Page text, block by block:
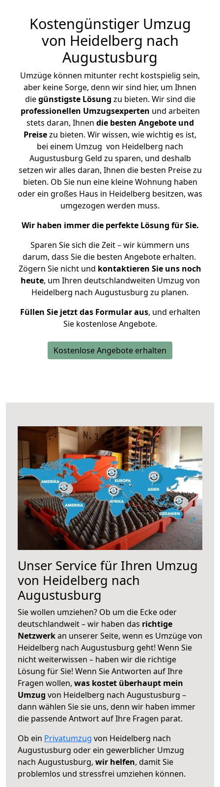
Kostengünstiger Umzug
von Heidelberg nach
Augustusburg
Umzüge können mitunter recht kostspielig sein,
aber keine Sorge, denn wir sind hier, um Ihnen
diegünstigste Lösung zu bieten. Wir sind die
professionellen Umzugsexperten und arbeiten
stets daran, Ihnen die besten Angebote und
Preisezu bieten. Wir wissen, wie wichtig es ist,
bei einem Umzug von Heidelberg nach
Augustusburg Geld zu sparen, und deshalb
setzen wir alles daran, Ihnen die besten Preise zu
bieten. Ob Sie nun eine kleine Wohnung haben
oder ein großes Haus in Heidelberg besitzen, was
umgezogen werden muss.
Wir haben immer die perfekte Lösung für Sie.
Sparen Sie sich die Zeit – wir kümmern uns
darum, dass Sie die besten Angebote erhalten.
Zögern Sie nicht und kontaktieren Sie uns noch
heute, um Ihren deutschlandweiten Umzug von
Heidelberg nach Augustusburg zu planen.
Füllen Sie jetzt das Formular aus, und erhalten
Sie kostenlose Angebote.
Kostenlose Angebote erhalten
Unser Service für Ihren Umzug
von Heidelberg nach
Augustusburg
Sie wollen umziehen? Ob um die Ecke oder
deutschlandweit – wir haben das richtige
Netzwerkan unserer Seite, wenn es Umzüge von
Heidelberg nach Augustusburg geht! Wenn Sie
nicht weiterwissen – haben wir die richtige
Lösung für Sie! Wenn Sie Antworten auf Ihre
Fragen wollen, was kostet überhaupt mein
Umzug von Heidelberg nach Augustusburg –
dann wählen Sie sie uns, denn wir haben immer
die passende Antwort auf Ihre Fragen parat.
Ob ein Privatumzug von Heidelberg nach
Augustusburg oder ein gewerblicher Umzug
nach Augustusburg, wir helfen, damit Sie
problemlos und stressfrei umziehen können.